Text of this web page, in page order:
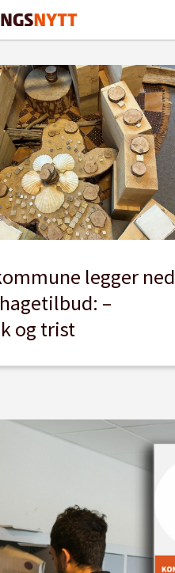
legger ned
–
og trist